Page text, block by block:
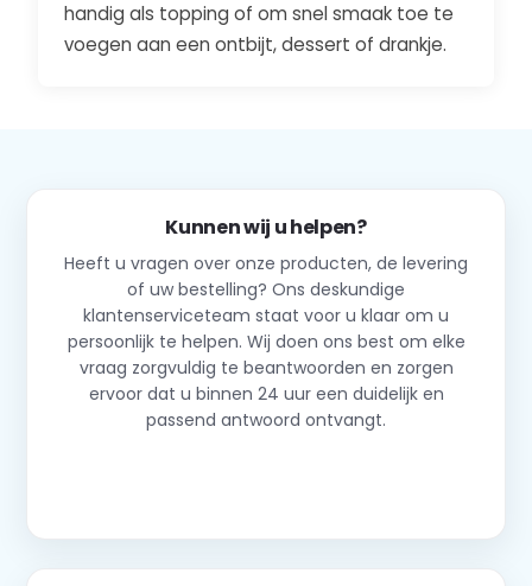
handig als topping of om snel smaak toe te
voegen aan een ontbijt, dessert of drankje.
Kunnen wij u helpen?
Heeft u vragen over onze producten, de levering
of uw bestelling? Ons deskundige
klantenserviceteam staat voor u klaar om u
persoonlijk te helpen. Wij doen ons best om elke
vraag zorgvuldig te beantwoorden en zorgen
ervoor dat u binnen 24 uur een duidelijk en
passend antwoord ontvangt.